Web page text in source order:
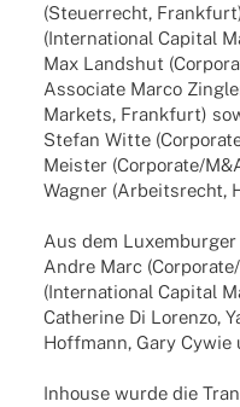
(Steu­er­recht,
(Inter­na­tio­nal Capi­tal
Max Lands­hut
Asso­ciate Marco
Markets, Frank­furt)
Stefan Witte
Meis­ter (Corporate/
Wagner (Arbeits­recht,
Aus dem
Andre Marc
(Inter­na­tio­nal Capi­tal
Cathe­rine Di Lorenzo,
Hoff­mann, Gary Cywie
Inhouse wurde die